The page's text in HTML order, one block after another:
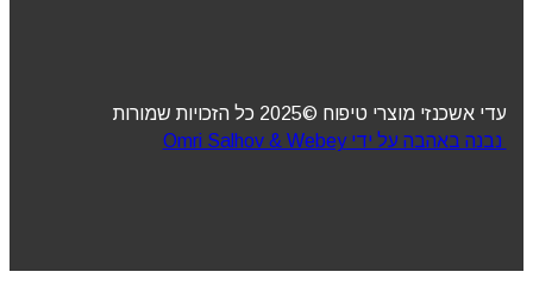
עדי אשכנזי מוצרי טיפוח ©2025 כל הזכויות שמורות
נבנה באהבה על ידי Omri Salhov & Webey